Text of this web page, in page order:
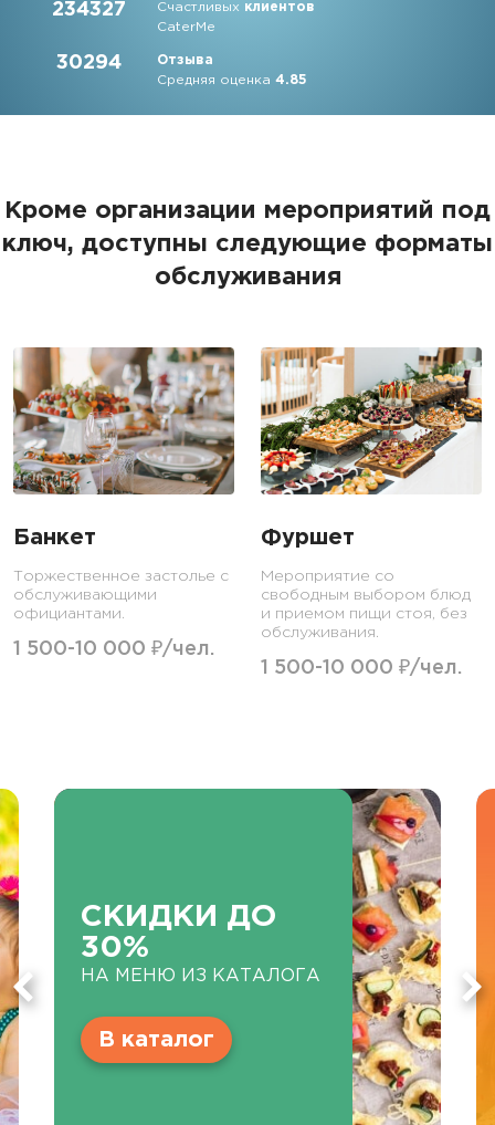
234327 Счастливых клиентов
CaterMe
30294
Отзыва
Средняя оценка4.85
Кроме организации мероприятий под
ключ, доступны следующие форматы
обслуживания
Банкет
Торжественное застолье с
обслуживающими
официантами.
1 500-10 000 ₽/чел.
Фуршет
Мероприятие со
свободным выбором блюд
и приемом пищи стоя, без
обслуживания.
1 500-10 000 ₽/чел.
СКИДКИ ДО
30%
НА МЕНЮ ИЗ КАТАЛОГА
В каталог